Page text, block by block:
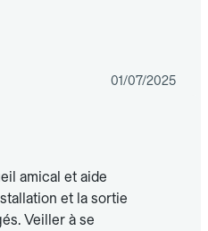
01/07/2025
amical et aide
et la sortie
Veiller à se